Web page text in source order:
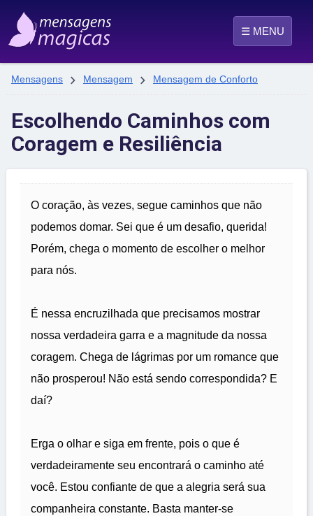
☰ MENU
Mensagens  Mensagem  Mensagem de Conforto
Escolhendo Caminhos com
Coragem e Resiliência
O coração, às vezes, segue caminhos que não
podemos domar. Sei que é um desafio, querida!
Porém, chega o momento de escolher o melhor
para nós.
É nessa encruzilhada que precisamos mostrar
nossa verdadeira garra e a magnitude da nossa
coragem. Chega de lágrimas por um romance que
não prosperou! Não está sendo correspondida? E
daí?
Erga o olhar e siga em frente, pois o que é
verdadeiramente seu encontrará o caminho até
você. Estou confiante de que a alegria será sua
companheira constante. Basta manter-se